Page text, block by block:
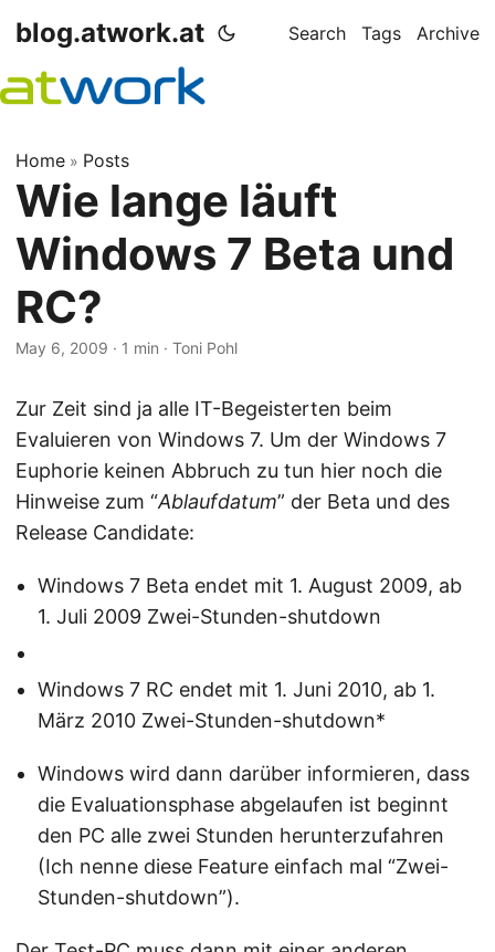
blog.atwork.at Search Tags Archive
Home » Posts
Wie lange läuft
Windows 7 Beta und
RC?
May 6, 2009 · 1 min · Toni Pohl
Zur Zeit sind ja alle IT-Begeisterten beim
Evaluieren von Windows 7. Um der Windows 7
Euphorie keinen Abbruch zu tun hier noch die
Hinweise zum “Ablaufdatum” der Beta und des
Release Candidate:
Windows 7 Beta endet mit 1. August 2009, ab
1. Juli 2009 Zwei-Stunden-shutdown
Windows 7 RC endet mit 1. Juni 2010, ab 1.
März 2010 Zwei-Stunden-shutdown*
Windows wird dann darüber informieren, dass
die Evaluationsphase abgelaufen ist beginnt
den PC alle zwei Stunden herunterzufahren
(Ich nenne diese Feature einfach mal “Zwei-
Stunden-shutdown”).